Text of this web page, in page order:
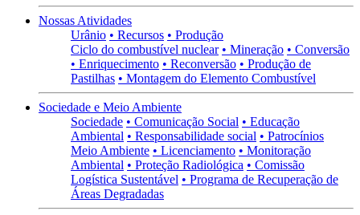
Nossas Atividades
Urânio • Recursos • Produção
Ciclo do combustível nuclear • Mineração • Conversão
• Enriquecimento • Reconversão • Produção de
Pastilhas • Montagem do Elemento Combustível
Sociedade e Meio Ambiente
Sociedade • Comunicação Social • Educação
Ambiental • Responsabilidade social • Patrocínios
Meio Ambiente • Licenciamento • Monitoração
Ambiental • Proteção Radiológica • Comissão
Logística Sustentável • Programa de Recuperação de
Áreas Degradadas